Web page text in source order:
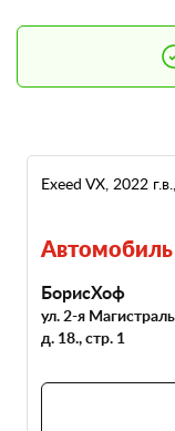
Exeed VX, 2022
БорисХоф
ул. 2-я
д. 18., стр. 1